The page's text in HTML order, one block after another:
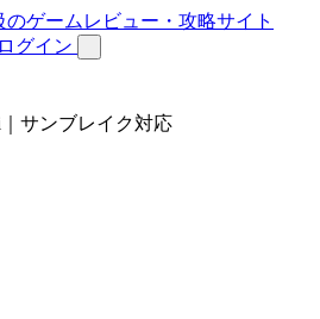
ログイン
サンブレイク対応